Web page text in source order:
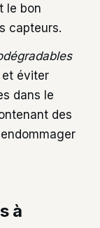
le bon
capteurs.
et éviter
dans le
des
à